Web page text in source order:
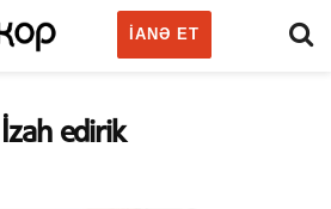
IANƏ ET
İzah edirik